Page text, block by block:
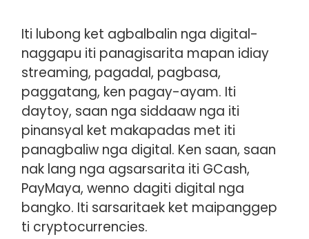
Iti lubong ket agbalbalin nga digital-
naggapu iti panagisarita mapan idiay
streaming, pagadal, pagbasa,
paggatang, ken pagay-ayam. Iti
daytoy, saan nga siddaaw nga iti
pinansyal ket makapadas met iti
panagbaliw nga digital. Ken saan, saan
nak lang nga agsarsarita iti GCash,
PayMaya, wenno dagiti digital nga
bangko. Iti sarsaritaek ket maipanggep
ti cryptocurrencies.